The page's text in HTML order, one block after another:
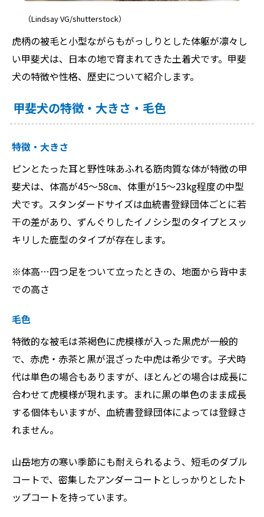
（Lindsay VG/shutterstock）
虎柄の被毛と小型ながらもがっしりとした体躯が凛々し
い甲斐犬は、日本の地で育まれてきた土着犬です。甲斐
犬の特徴や性格、歴史について紹介します。
甲斐犬の特徴・大きさ・毛色
特徴・大きさ
ピンとたった耳と野性味あふれる筋肉質な体が特徴の甲
斐犬は、体高が45～58㎝、体重が15〜23kg程度の中型
犬です。スタンダードサイズは血統書登録団体ごとに若
干の差があり、ずんぐりしたイノシシ型のタイプとスッ
キリした鹿型のタイプが存在します。
※体高…四つ足をついて立ったときの、地面から背中ま
での高さ
毛色
特徴的な被毛は茶褐色に虎模様が入った黒虎が一般的
で、赤虎・赤茶と黒が混ざった中虎は希少です。子犬時
代は単色の場合もありますが、ほとんどの場合は成長に
合わせて虎模様が現れます。まれに黒の単色のまま成長
する個体もいますが、血統書登録団体によっては登録さ
れません。
山岳地方の寒い季節にも耐えられるよう、短毛のダブル
コートで、密集したアンダーコートとしっかりとしたト
ップコートを持っています。